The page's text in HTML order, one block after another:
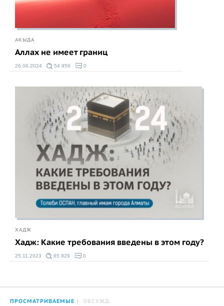
АКЫДА
Аллах не имеет границ
26.06.2024 54 956 0
ХАДЖ
Хадж: Какие требования введены в этом году?
25.11.2023 65 929 0
ПРОСМАТРИВАЕМЫЕ ОБСУЖД.